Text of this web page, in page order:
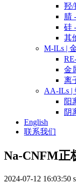
羟/
腈
硅
其
M-ILs |
金
离
AA-ILs |
阳
阴
English
联系我们
Na-CNFM正
2024-07-12 16:03:50